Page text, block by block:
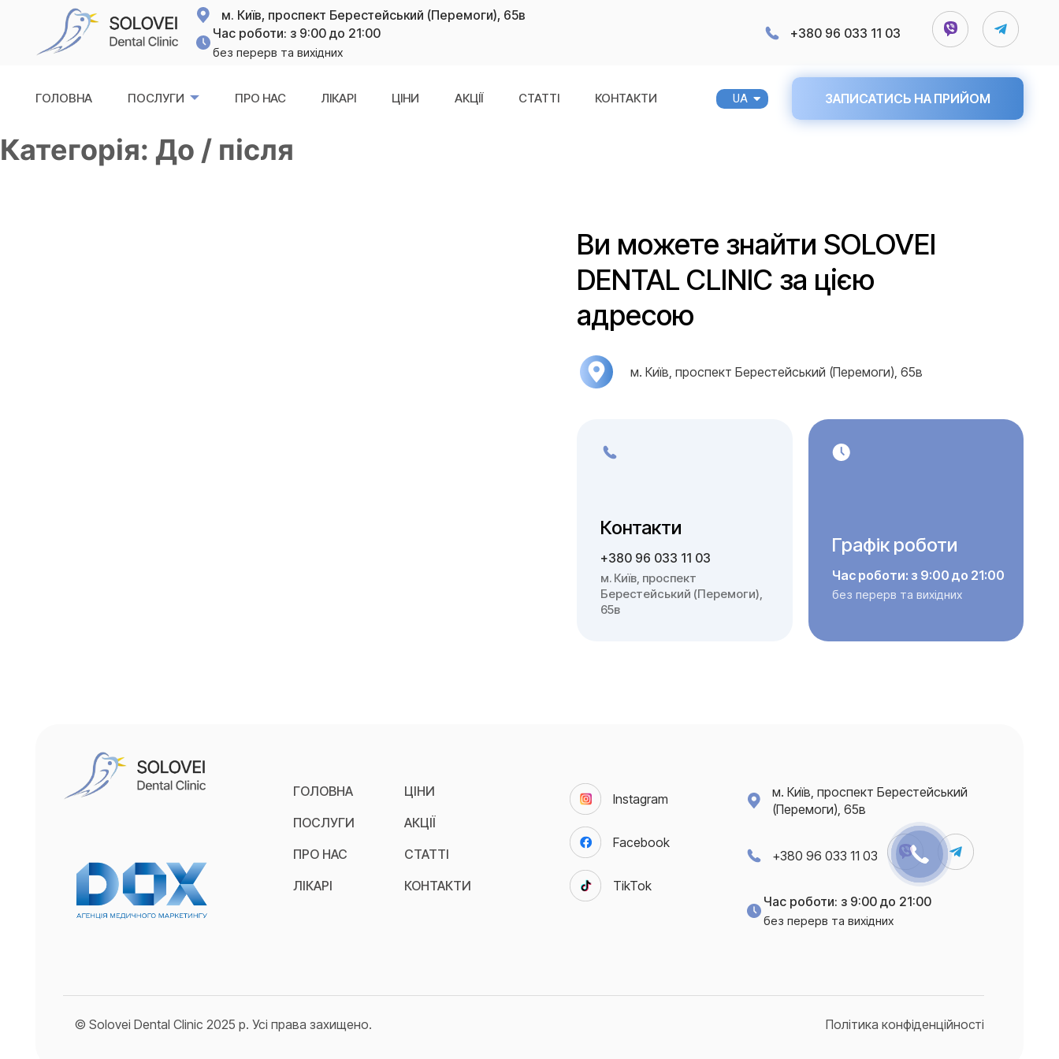
м. Київ, проспект Берестейський (Перемоги), 65в
Час роботи: з 9:00 до 21:00
без перерв та вихідних
+380 96 033 11 03
ГОЛОВНА ПОСЛУГИ ПРО НАС ЛІКАРІ ЦІНИ АКЦІЇ СТАТТІ КОНТАКТИ UA
RU ЗАПИСАТИСЬ НА ПРИЙОМ
Категорія: До / після
Ви можете знайти SOLOVEI
DENTAL CLINIC за цією
адресою
м. Київ, проспект Берестейський (Перемоги), 65в
Контакти
+380 96 033 11 03
м. Київ, проспект
Берестейський (Перемоги),
65в
Графік роботи
Час роботи: з 9:00 до 21:00
без перерв та вихідних
ГОЛОВНА
ПОСЛУГИ
ПРО НАС
ЛІКАРІ
ЦІНИ
АКЦІЇ
СТАТТІ
КОНТАКТИ
Instagram
Facebook
TikTok
м. Київ, проспект Берестейський
(Перемоги), 65в
+380 96 033 11 03
Час роботи: з 9:00 до 21:00
без перерв та вихідних
© Solovei Dental Clinic 2025 р. Усі права захищено. Політика конфіденційності